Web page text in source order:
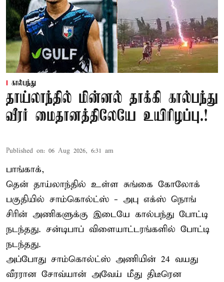
கால்பந்து
தாய்லாந்தில் மின்னல் தாக்கி கால்பந்து
வீரர் மைதானத்திலேயே உயிரிழப்பு.!
Published on: 06 Aug 2026, 6:31 am
பாங்காக்,
தென் தாய்லாந்தில் உள்ள சுங்கை கோலோக்
பகுதியில் சாம்கொல்ட்ஸ் - அபு எக்ஸ் நொங்
சிரின் அணிகளுக்கு இடையே கால்பந்து போட்டி
நடந்தது. சன்டிபாப் விளையாட்டரங்களில் போட்டி
நடந்தது.
அப்போது சாம்கொல்ட்ஸ் அணியின் 24 வயது
வீரரான சோவ்யான் அவேய் மீது திடீரென